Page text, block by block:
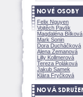
Felix Nguyen
Vojtěch Pavlík
Magdaléna Bílkov
Mark Sonin
Dora Ducháčkov
Alena Zemanov
Lilly Kollmerov
Tereza Polákov
Jakub Samek
Klára Fryčkov